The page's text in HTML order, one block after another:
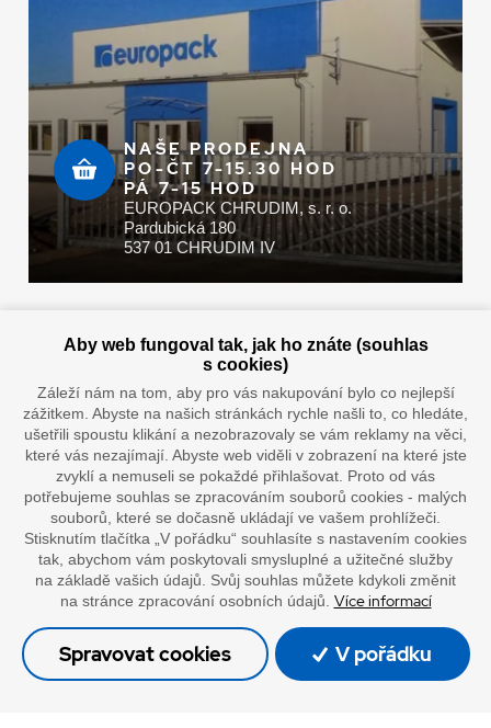
NAŠE PRODEJNA
PO-ČT 7-15.30 HOD
PÁ 7-15 HOD
EUROPACK CHRUDIM, s. r. o.
Pardubická 180
537 01 CHRUDIM IV
Doprava vaším oblíbeným dopravcem
”Lepíme s jistotou”
© Oficiální stránky společnosti Europack
Aby web fungoval tak, jak ho znáte (souhlas
s cookies)
Záleží nám na tom, aby pro vás nakupování bylo co nejlepší
zážitkem. Abyste na našich stránkách rychle našli to, co hledáte,
ušetřili spoustu klikání a nezobrazovaly se vám reklamy na věci,
které vás nezajímají. Abyste web viděli v zobrazení na které jste
zvyklí a nemuseli se pokaždé přihlašovat. Proto od vás
potřebujeme souhlas se zpracováním souborů cookies - malých
souborů, které se dočasně ukládají ve vašem prohlížeči.
Stisknutím tlačítka „V pořádku“ souhlasíte s nastavením cookies
tak, abychom vám poskytovali smysluplné a užitečné služby
na základě vašich údajů. Svůj souhlas můžete kdykoli změnit
na stránce zpracování osobních údajů. Více informací
Spravovat cookies V pořádku